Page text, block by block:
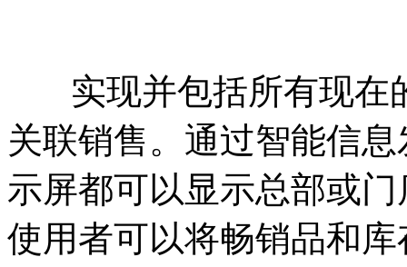
实现并包括所有现在
关联销售。通过智能信
示屏都可以显示总部或
使用者可以将畅销品和